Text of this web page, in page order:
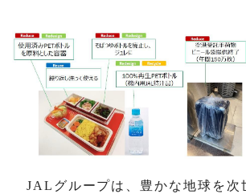
JALグループは、豊かな地球を次